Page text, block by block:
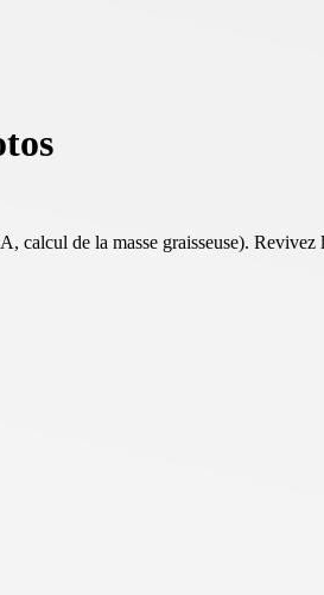
calcul de la masse graisseuse). Revivez